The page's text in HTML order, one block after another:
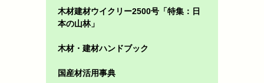
木材建材ウイクリー2500号「特集：日
本の山林」
木材・建材ハンドブック
国産材活用事典